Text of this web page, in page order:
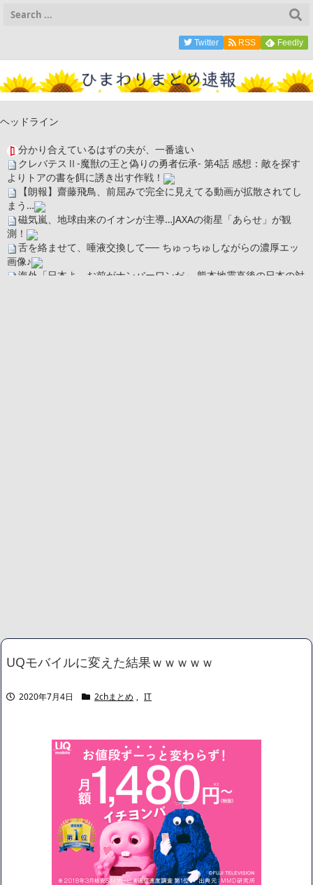
Twitter RSS Feedly
ヘッドライン
分かり合えているはずの夫が、一番遠い
クレバテスⅡ-魔獣の王と偽りの勇者伝承- 第4話 感想：敵を探す
よりトアの書を餌に誘き出す作戦！
【朗報】齋藤飛鳥、前屈みで完全に見えてる動画が拡散されてし
まう…
磁気嵐、地球由来のイオンが主導…JAXAの衛星「あらせ」が観
測！
舌を絡ませて、唾液交換して── ちゅっちゅしながらの濃厚エッ
画像♪
海外「日本よ、お前がナンバーワンだ」 熊本地震直後の日本の対
バレて騒然ｗｗｗｗｗNEW!
整形してはいけないみたいな風潮、冷静に考えると謎だよな
NEW!
なぁ、永久機関ってなんで絶対に作れないん？
【朗報】あのちゃん、イメチェンして可愛くなるNEW!
【画像】身長155cm・体重36kg・ウエスト51cmのスレンダー美
少女がAVデビュ－ｗwwww
【画像】彼女「ねー、今日のデートこれで行っていー？」ﾊﾟｼｬ
広末涼子さん、正気に戻ってしまい絶望する・・・「アカン、キ
ャリアがすべて終わった」
【配信者】「金バエ」のSNS更新が1週間途絶え、様々な憶測が
飛び交う。1週間ぶりの投稿でも一人称が「ボキ」ではなく「俺」と
なっており、本人ではないとの憶測が広がる
かつてはSONYのパソコンだった「VAIO」家電量販店のノジマに
買収されてしまう
UQモバイルに変えた結果ｗｗｗｗｗ
2020年7月4日 2chまとめ , IT